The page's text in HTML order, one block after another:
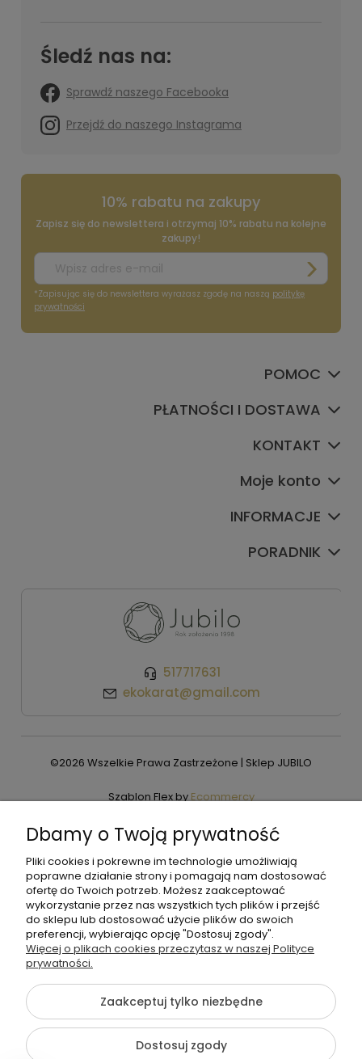
Śledź nas na:
Sprawdź naszego Facebooka
Przejdź do naszego Instagrama
10% rabatu na zakupy
Zapisz się do newslettera i otrzymaj 10% rabatu na kolejne
zakupy!
*Zapisując się do newslettera wyrażasz zgodę na naszą politykę
prywatności
POMOC
PŁATNOŚCI I DOSTAWA
KONTAKT
Moje konto
INFORMACJE
PORADNIK
517717631
ekokarat@gmail.com
©2026 Wszelkie Prawa Zastrzeżone | Sklep JUBILO
Szablon Flex byEcommercy
Pokaż pełną wersję strony
Dbamy o Twoją prywatność
Pliki cookies i pokrewne im technologie umożliwiają
poprawne działanie strony i pomagają nam dostosować
ofertę do Twoich potrzeb. Możesz zaakceptować
wykorzystanie przez nas wszystkich tych plików i przejść
do sklepu lub dostosować użycie plików do swoich
preferencji, wybierając opcję "Dostosuj zgody".
Więcej o plikach cookies przeczytasz w naszej Polityce
prywatności.
Zaakceptuj tylko niezbędne
Dostosuj zgody